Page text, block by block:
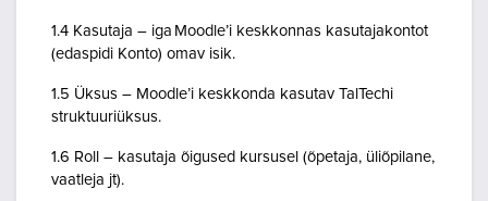
1.4 Kasutaja – iga Moodle’i keskkonnas kasutajakontot
(edaspidi Konto) omav isik.
1.5 Üksus – Moodle’i keskkonda kasutav TalTechi
struktuuriüksus.
1.6 Roll – kasutaja õigused kursusel (õpetaja, üliõpilane,
vaatleja jt).